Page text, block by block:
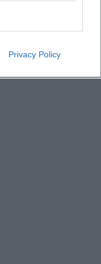
Privacy Policy